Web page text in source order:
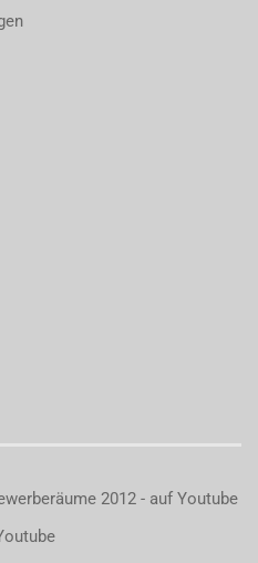
2012 - auf Youtube